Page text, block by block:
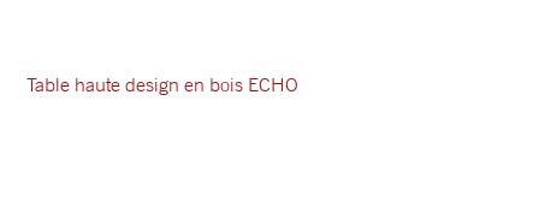
Table haute design en bois ECHO